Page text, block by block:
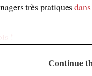
très pratiques
!
Continue